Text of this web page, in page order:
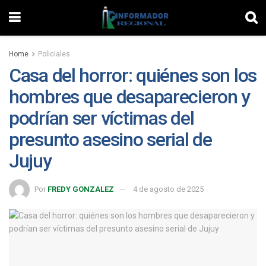
Home Policiales
Casa del horror: quiénes son los
hombres que desaparecieron y
podrían ser víctimas del
presunto asesino serial de
Jujuy
Por FREDY GONZALEZ 4 de agosto de 2025